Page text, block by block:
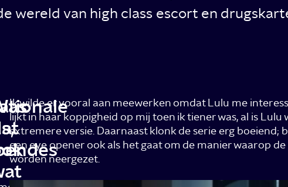
wereld van high class escort en
Ik wilde er vooral aan meewerken omdat Lulu me
lijkt in haar koppigheid op mij toen ik tiener was, al is Lulu
extremere versie. Daarnaast klonk de serie erg boeiend;
een eye opener ook als het gaat om de manier waarop
worden neergezet.